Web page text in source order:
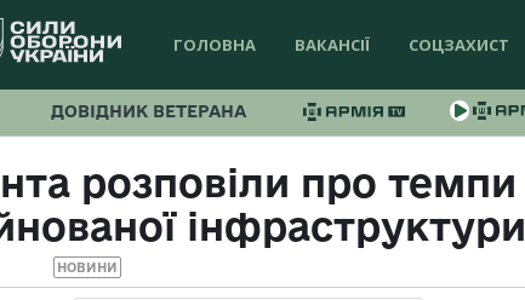
ГОЛОВНА ВАКАНСІЇ СОЦЗАХИСТ
ДОВІДНИК ВЕТЕРАНА
розповіли про темпи
інфраструктури
НОВИНИ